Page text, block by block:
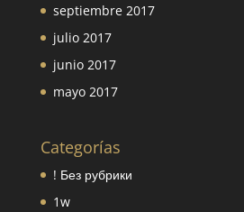
septiembre 2017
julio 2017
junio 2017
mayo 2017
Categorías
! Без рубрики
1w